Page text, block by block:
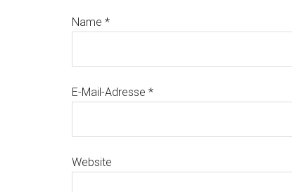
Name *
E-Mail-Adresse *
Website